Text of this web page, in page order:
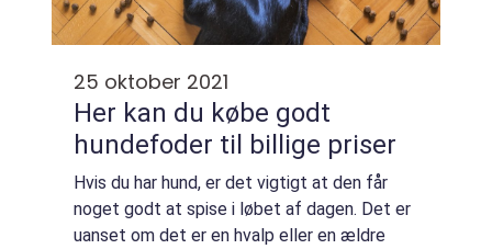
25 oktober 2021
Her kan du købe godt
hundefoder til billige priser
Hvis du har hund, er det vigtigt at den får
noget godt at spise i løbet af dagen. Det er
uanset om det er en hvalp eller en ældre